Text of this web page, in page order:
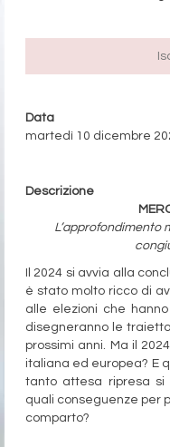
Data
martedì 10 dicembre
Descrizione
L’approfondimento
Il 2024 si avvia alla
è stato molto ricco di
alle elezioni che
disegneranno le
prossimi anni. Ma il
italiana ed europea? E
tanto attesa ripresa si
quali conseguenze per
comparto?